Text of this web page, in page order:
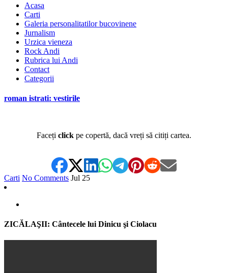
Acasa
Carti
Galeria personalitatilor bucovinene
Jurnalism
Urzica vieneza
Rock Andi
Rubrica lui Andi
Contact
Categorii
roman istrati: vestirile
Faceți click pe copertă, dacă vreți să citiți cartea.
Carti No Comments Jul 25
ZICĂLAŞII: Cântecele lui Dinicu şi Ciolacu